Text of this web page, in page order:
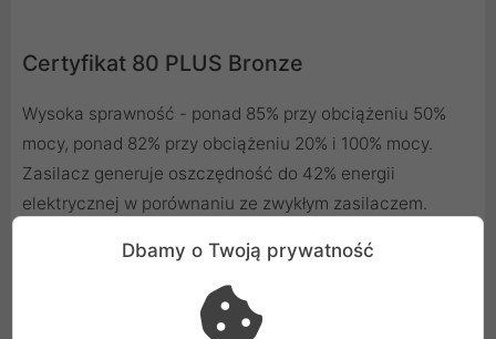
Certyfikat 80 PLUS Bronze
Wysoka sprawność - ponad 85% przy obciążeniu 50%
mocy, ponad 82% przy obciążeniu 20% i 100% mocy.
Zasilacz generuje oszczędność do 42% energii
elektrycznej w porównaniu ze zwykłym zasilaczem.
zasilić komputer.
Dbamy o Twoją prywatność